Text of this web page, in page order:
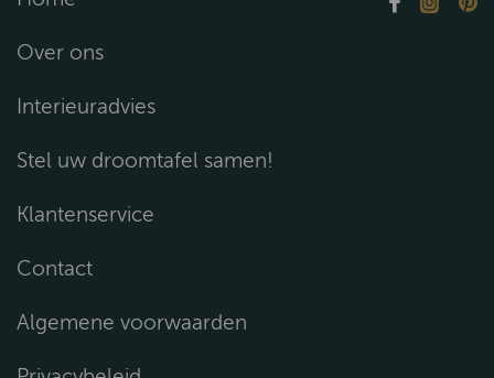
Over ons
Interieuradvies
Stel uw droomtafel samen!
Klantenservice
Contact
Algemene voorwaarden